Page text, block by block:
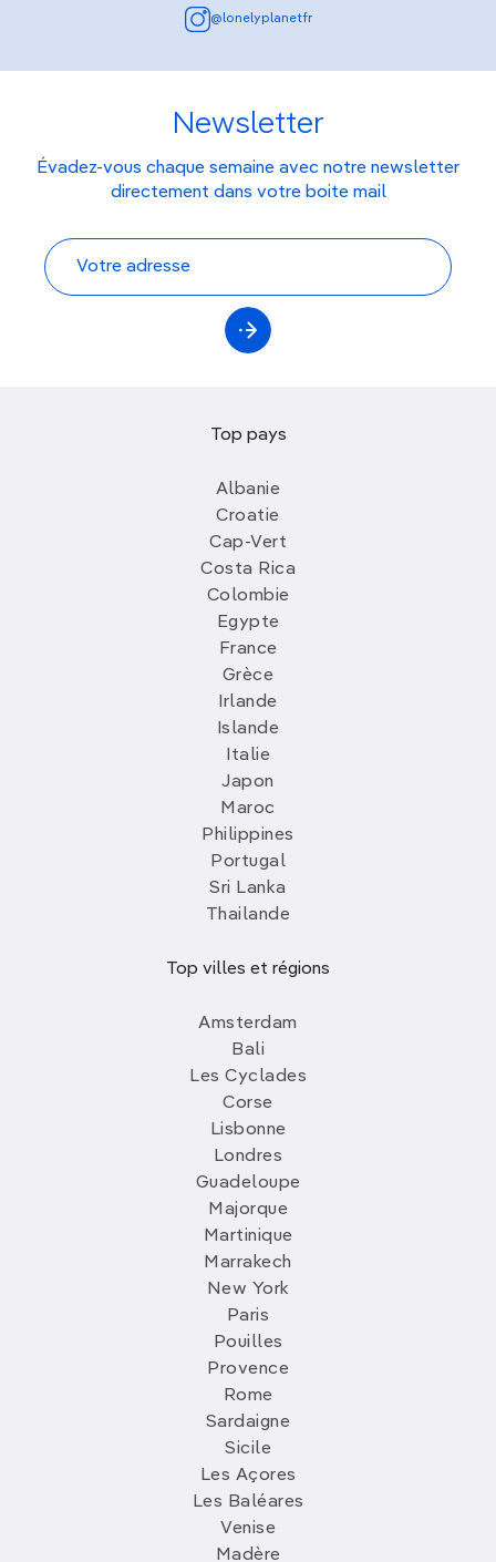
@lonelyplanetfr
Newsletter
Évadez-vous chaque semaine avec notre newsletter
directement dans votre boite mail
Top pays
Albanie
Croatie
Cap-Vert
Costa Rica
Colombie
Egypte
France
Grèce
Irlande
Islande
Italie
Japon
Maroc
Philippines
Portugal
Sri Lanka
Thailande
Top villes et régions
Amsterdam
Bali
Les Cyclades
Corse
Lisbonne
Londres
Guadeloupe
Majorque
Martinique
Marrakech
New York
Paris
Pouilles
Provence
Rome
Sardaigne
Sicile
Les Açores
Les Baléares
Venise
Madère